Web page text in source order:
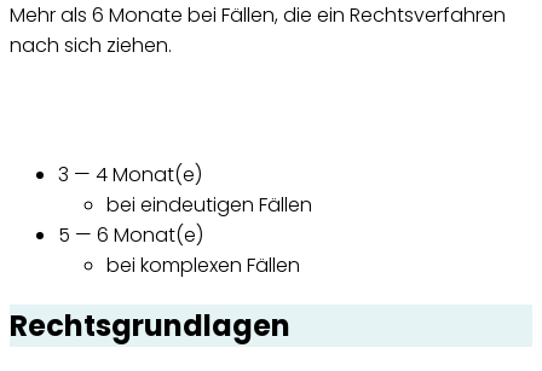
Mehr als 6 Monate bei Fällen, die ein Rechtsverfahren
nach sich ziehen.
3 — 4 Monat(e)
bei eindeutigen Fällen
5 — 6 Monat(e)
bei komplexen Fällen
Rechtsgrundlagen